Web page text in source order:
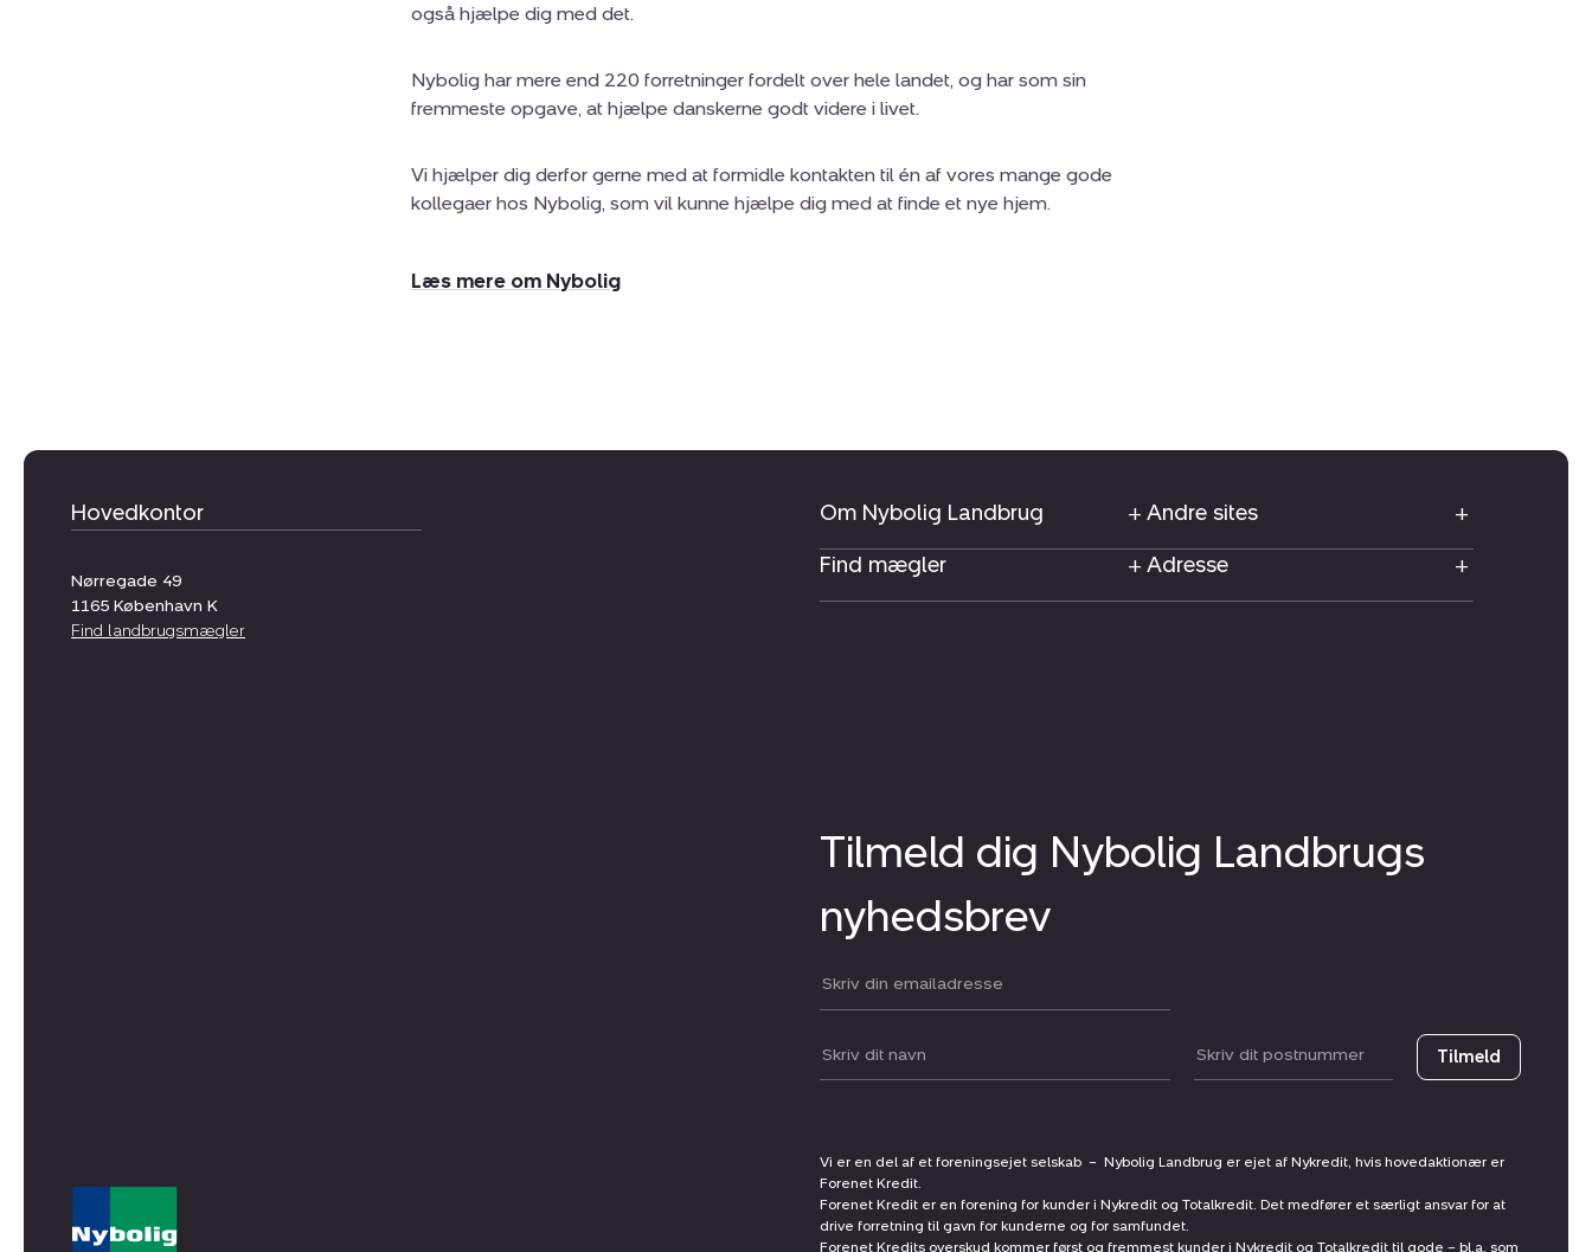
også hjælpe dig med det.
Nybolig har mere end 220 forretninger fordelt over hele landet, og har som sin
fremmeste opgave, at hjælpe danskerne godt videre i livet.
Vi hjælper dig derfor gerne med at formidle kontakten til én af vores mange gode
kollegaer hos Nybolig, som vil kunne hjælpe dig med at finde et nye hjem.
Læs mere om Nybolig
Hovedkontor
Nørregade 49
1165 København K
Find landbrugsmægler
Om Nybolig Landbrug
Andre sites
Find mægler
Adresse
Tilmeld dig Nybolig Landbrugs
nyhedsbrev
Din email:
Dit navn: Postnummer Tilmeld
Vi er en del af et foreningsejet selskab – Nybolig Landbrug er ejet af Nykredit, hvis hovedaktionær er
Forenet Kredit.
Forenet Kredit er en forening for kunder i Nykredit og Totalkredit. Det medfører et særligt ansvar for at
drive forretning til gavn for kunderne og for samfundet.
Forenet Kredits overskud kommer først og fremmest kunder i Nykredit og Totalkredit til gode – bl.a. som